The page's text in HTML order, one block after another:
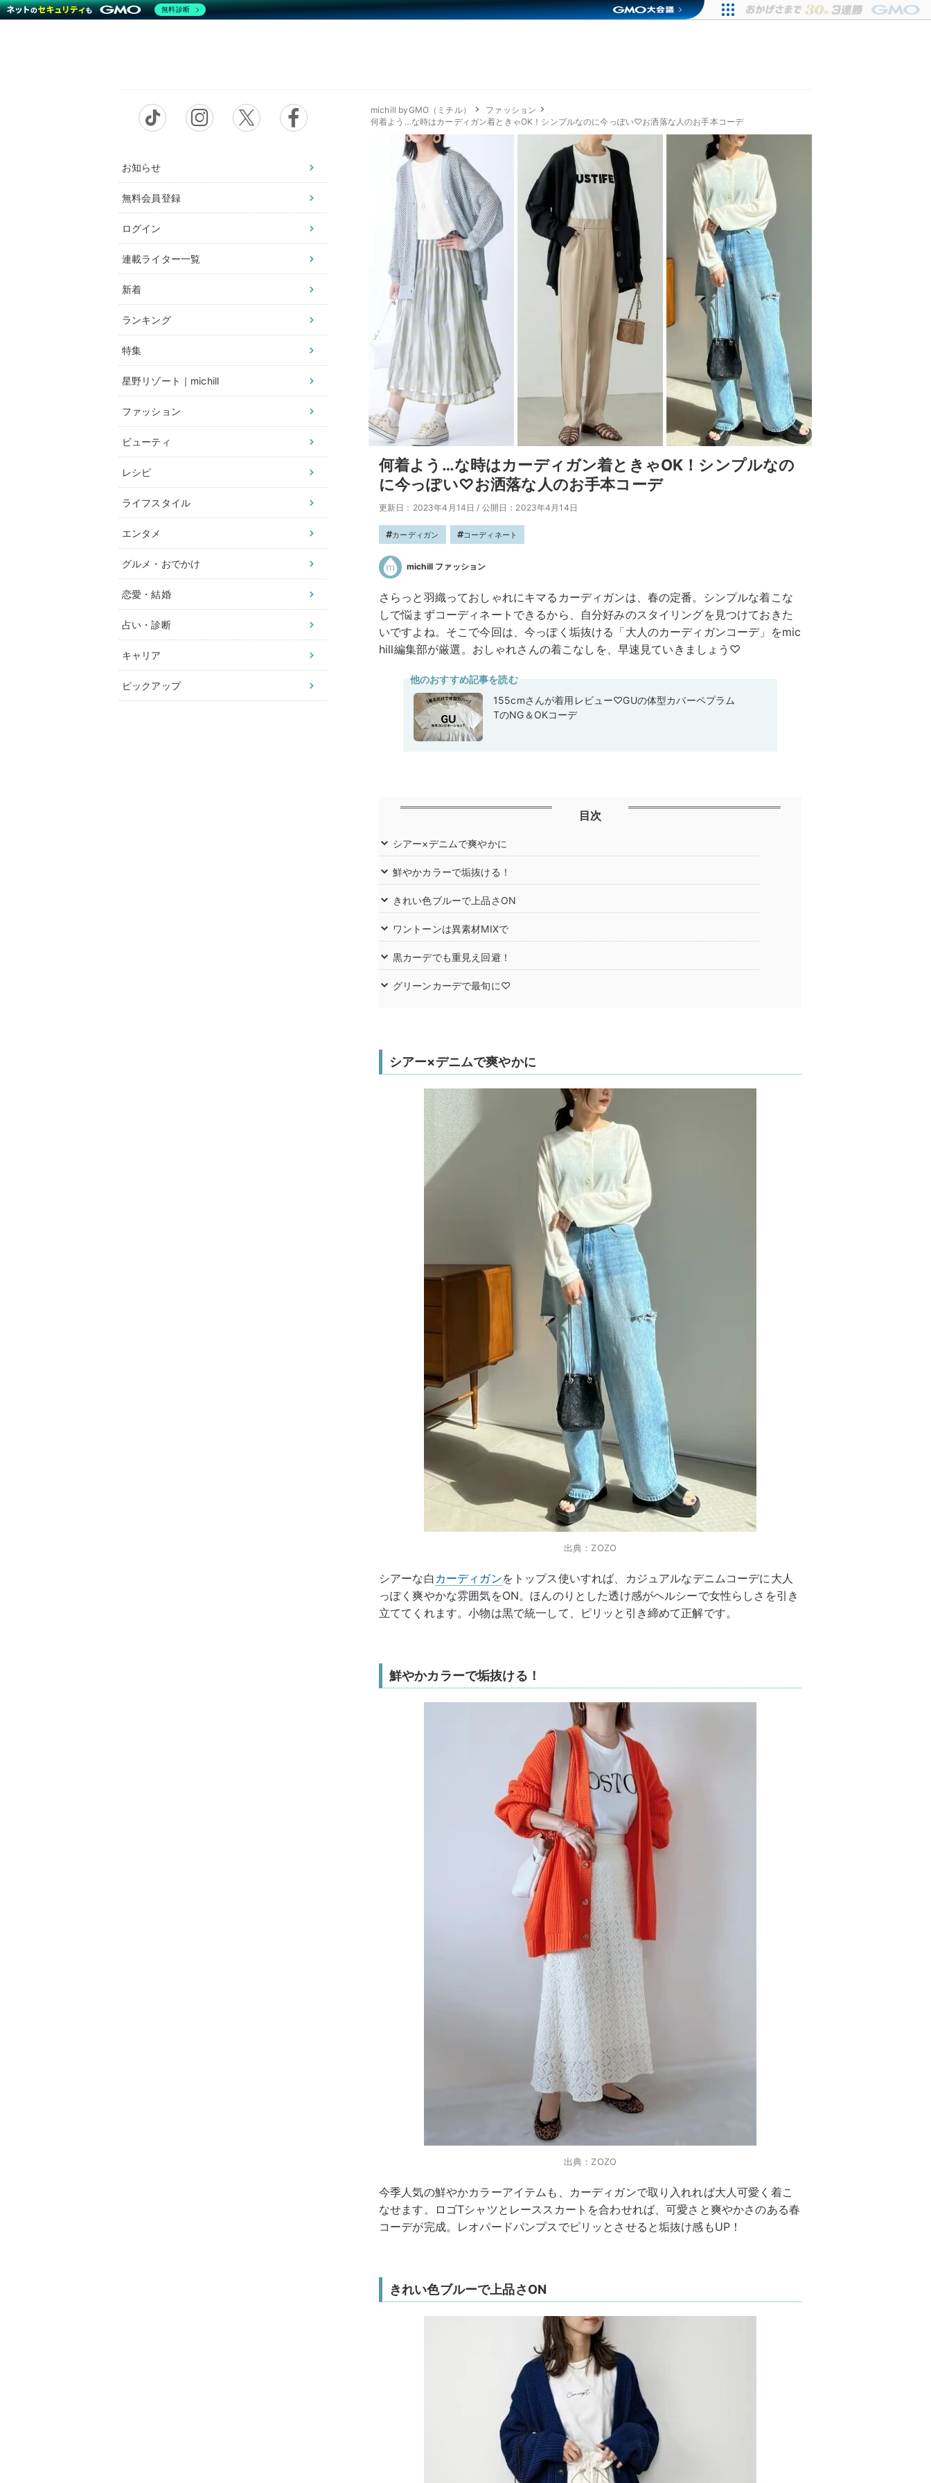
お知らせ
無料会員登録
ログイン
連載ライター一覧
新着
ランキング
特集
星野リゾート｜michill
ファッション
ビューティ
レシピ
ライフスタイル
エンタメ
グルメ・おでかけ
恋愛・結婚
占い・診断
キャリア
ピックアップ
michill byGMO（ミチル）
ファッション
何着よう…な時はカーディガン着ときゃOK！シンプルなのに今っぽい♡お洒落な人のお手本コーデ
何着よう…な時はカーディガン着ときゃOK！シンプルなの
に今っぽい♡お洒落な人のお手本コーデ
更新日：2023年4月14日 / 公開日：2023年4月14日
カーディガン コーディネート
michill ファッション
さらっと羽織っておしゃれにキマるカーディガンは、春の定番。シンプルな着こな
しで悩まずコーディネートできるから、自分好みのスタイリングを見つけておきた
いですよね。そこで今回は、今っぽく垢抜ける「大人のカーディガンコーデ」をmic
hill編集部が厳選。おしゃれさんの着こなしを、早速見ていきましょう♡
他のおすすめ記事を読む
155cmさんが着用レビュー♡GUの体型カバーペプラム
TのNG＆OKコーデ
目次
シアー×デニムで爽やかに
鮮やかカラーで垢抜ける！
きれい色ブルーで上品さON
ワントーンは異素材MIXで
黒カーデでも重見え回避！
グリーンカーデで最旬に♡
シアー×デニムで爽やかに
出典：ZOZO
シアーな白 カーディガンをトップス使いすれば、カジュアルなデニムコーデに大人
っぽく爽やかな雰囲気をON。ほんのりとした透け感がヘルシーで女性らしさを引き
立ててくれます。小物は黒で統一して、ピリッと引き締めて正解です。
鮮やかカラーで垢抜ける！
出典：ZOZO
今季人気の鮮やかカラーアイテムも、カーディガンで取り入れれば大人可愛く着こ
なせます。ロゴTシャツとレーススカートを合わせれば、可愛さと爽やかさのある春
コーデが完成。レオパードパンプスでピリッとさせると垢抜け感もUP！
きれい色ブルーで上品さON
無料診断